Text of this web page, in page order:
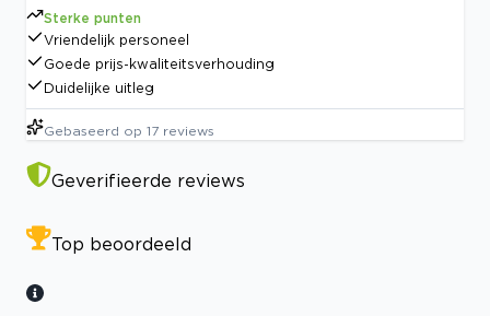
Sterke punten
Vriendelijk personeel
Goede prijs-kwaliteitsverhouding
Duidelijke uitleg
Gebaseerd op 17 reviews
Geverifieerde reviews
Top beoordeeld